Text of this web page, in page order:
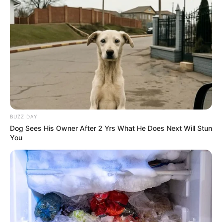
Agentes Comunitários de Saúde e dos Agentes de
Combate às Endemias em idade de aposentadoria.
—Foto:
JASB.com.br.
O benefício é limitado ao mínimo nacional, sem possibilidade de
acréscimos por paridade ou integralidade.
Detalhes que justificam os valores
BUZZ DAY
Dog Sees His Owner After 2 Yrs What He Does Next Will Stun
You